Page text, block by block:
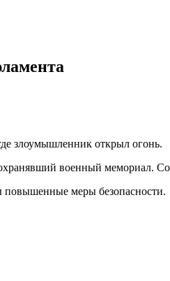
злоумышленник открыл огонь.
военный мемориал.
повышенные меры безопасности.